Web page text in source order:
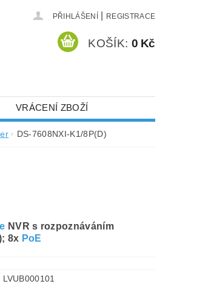
PŘIHLÁŠENÍ REGISTRACE
KOŠÍK: 0 Kč
VRÁCENÍ ZBOŽÍ
DS-7608NXI-K1/8P(D)
NVR s rozpoznáváním
8x PoE
LVUB000101